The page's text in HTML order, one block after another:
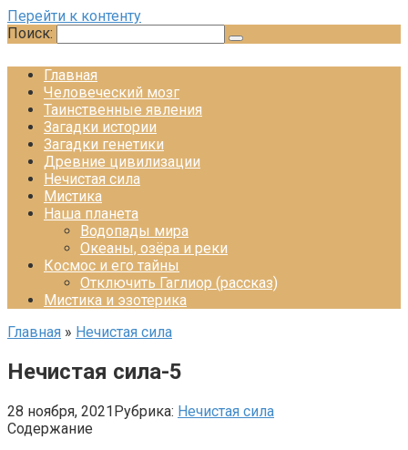
Перейти к контенту
Поиск:
Главная
Человеческий мозг
Таинственные явления
Загадки истории
Загадки генетики
Древние цивилизации
Нечистая сила
Мистика
Наша планета
Водопады мира
Океаны, озёра и реки
Космос и его тайны
Отключить Гаглиор (рассказ)
Мистика и эзотерика
Главная » Нечистая сила
Нечистая сила-5
28 ноября, 2021Рубрика: Нечистая сила
Содержание